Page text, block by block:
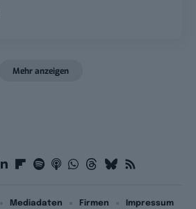
Mehr anzeigen
Mediadaten Firmen Impressum